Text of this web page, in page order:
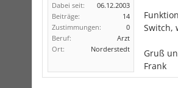
Dabei seit:
06.12.2003
Beiträge:
14
Zustimmungen:
0
Beruf:
Arzt
Ort:
Norderstedt
Switch,
Gruß
Frank